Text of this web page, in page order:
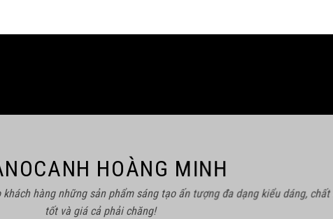
HOÀNG MINH
hàng những sản phẩm sáng tạo ấn tượng đa dạng kiểu dáng,
tốt và giá cả phải chăng!